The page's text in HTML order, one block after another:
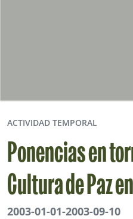
ACTIVIDAD TEMPORAL
Ponencias en
Cultura de Paz
2003-01-01-2003-09-10